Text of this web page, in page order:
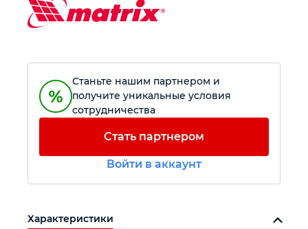
Режущий инструмент
Станьте нашим партнером и
получите уникальные условия
сотрудничества
Стать партнером
Войти в аккаунт
Характеристики